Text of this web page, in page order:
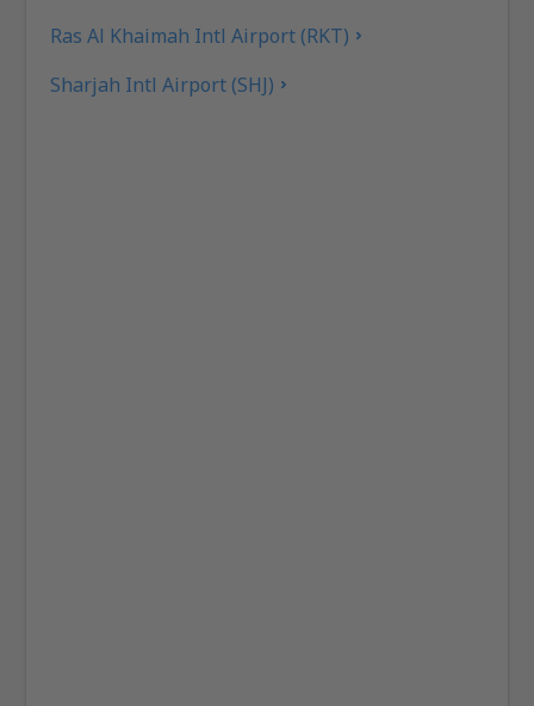
Ras Al Khaimah Intl Airport (RKT)
Sharjah Intl Airport (SHJ)